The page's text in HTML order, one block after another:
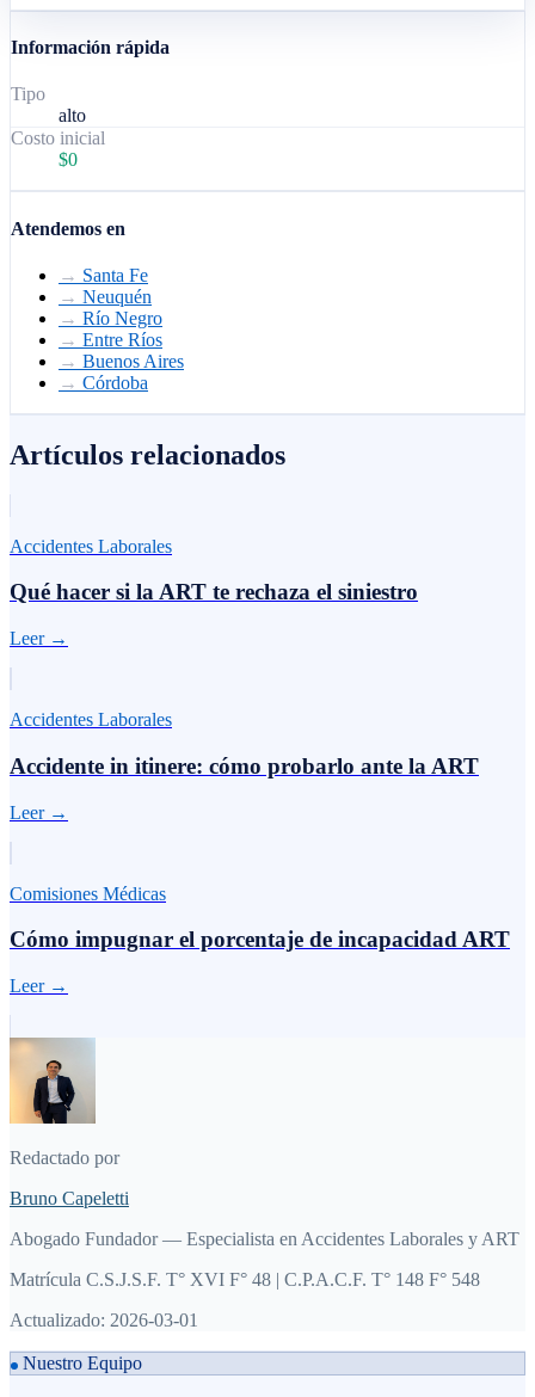
Información rápida
Tipo
alto
Costo inicial
$0
Atendemos en
→ Santa Fe
→ Neuquén
→ Río Negro
→ Entre Ríos
→ Buenos Aires
→ Córdoba
Artículos relacionados
Accidentes Laborales
Qué hacer si la ART te rechaza el siniestro
Leer →
Accidentes Laborales
Accidente in itinere: cómo probarlo ante la ART
Leer →
Comisiones Médicas
Cómo impugnar el porcentaje de incapacidad ART
Leer →
Redactado por
Bruno Capeletti
Abogado Fundador — Especialista en Accidentes Laborales y ART
Matrícula C.S.J.S.F. T° XVI F° 48 | C.P.A.C.F. T° 148 F° 548
Actualizado: 2026-03-01
Nuestro Equipo